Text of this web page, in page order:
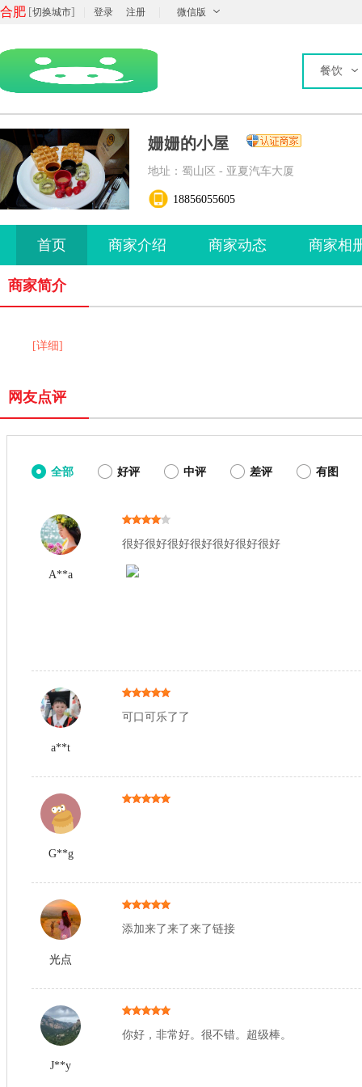
合肥 [切换城市] 登录 注册 微信版
餐饮
姗姗的小屋
地址：蜀山区 - 亚夏汽车大厦
18856055605
首页 商家介绍 商家动态 商家相
商家简介
[详细]
网友点评
全部 好评 中评 差评 有图
A**a
很好很好很好很好很好很好很好
a**t
可口可乐了了
G**g
光点
添加来了来了来了链接
J**y
你好，非常好。很不错。超级棒。